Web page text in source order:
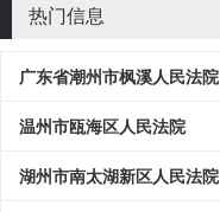
热门信息
广东省潮州市枫溪人民法院
温州市瓯海区人民法院
湖州市南太湖新区人民法院